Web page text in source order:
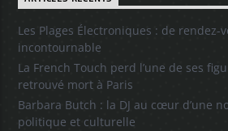
Les Plages Électroniques : de rendez-
incontournable
La French Touch perd l’une de ses
retrouvé mort à Paris
Barbara Butch : la DJ au cœur d’une
politique et culturelle